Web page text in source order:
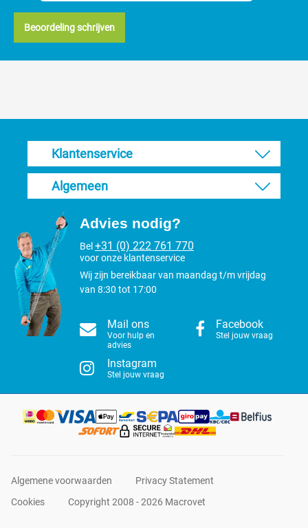
Beoordeling schrijven
Klantenservice
Algemeen
Advies nodig?
Bel +31 (0) 222 761 770
voor onze klantenservice
Wij zijn bereikbaar van maandag t/m vrijdag
van 8:30 tot 17:00
Mail ons
Voor hulp en
advies
Facebook
Stel jouw vraag
Instagram
Stel jouw vraag
Algemene voorwaarden
Privacy Statement
Cookies
Copyright 2008 - 2026 Macrovet